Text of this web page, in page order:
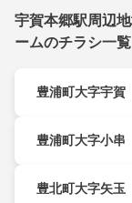
宇賀本郷駅周辺
ームのチラシ一覧
豊浦町大字宇賀
豊浦町大字小串
豊北町大字矢玉